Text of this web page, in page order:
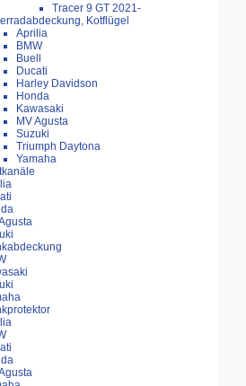
Tracer 9 GT 2021-
Kotflügel
Aprilia
BMW
Buell
Ducati
Harley Davidson
Honda
Kawasaki
MV Agusta
Suzuki
Triumph Daytona
Yamaha